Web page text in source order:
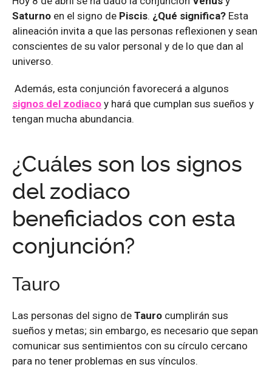
Saturno en el signo de Piscis. ¿Qué significa? Esta
alineación invita a que las personas reflexionen y sean
conscientes de su valor personal y de lo que dan al
universo.
Además, esta conjunción favorecerá a algunos
signos del zodiaco y hará que cumplan sus sueños y
tengan mucha abundancia.
¿Cuáles son los signos
del zodiaco
beneficiados con esta
conjunción?
Tauro
Las personas del signo de Tauro cumplirán sus
sueños y metas; sin embargo, es necesario que sepan
comunicar sus sentimientos con su círculo cercano
para no tener problemas en sus vínculos.